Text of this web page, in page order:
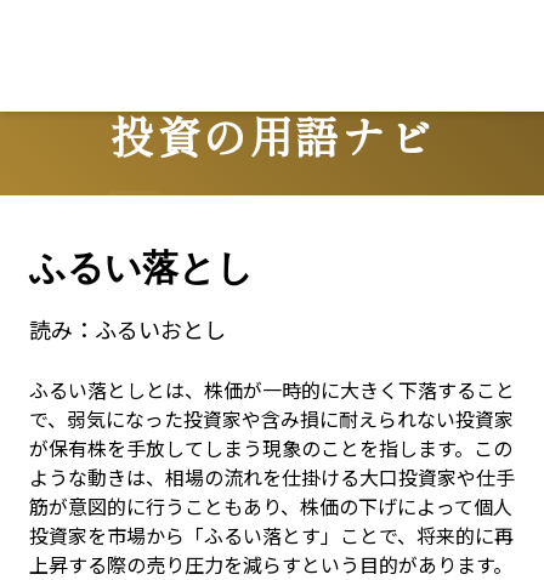
投資の用語ナビ
Terms
ふるい落とし
読み： ふるいおとし
ふるい落としとは、株価が一時的に大きく下落すること
で、弱気になった投資家や含み損に耐えられない投資家
が保有株を手放してしまう現象のことを指します。この
ような動きは、相場の流れを仕掛ける大口投資家や仕手
筋が意図的に行うこともあり、株価の下げによって個人
投資家を市場から「ふるい落とす」ことで、将来的に再
上昇する際の売り圧力を減らすという目的があります。